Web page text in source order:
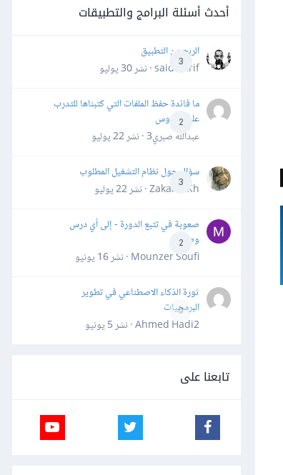
أحدث أسئلة البرامج والتطبيقات
3
الربح من التطبيق
said darif · نشر
30 يوليو
2
ما فائدة حفظ الملفات التي كتبناها للتدرب
على الدروس
عبدالله صبري3 · نشر
22 يوليو
3
سؤال حول نظام التشغيل المطلوب
Zakaria Kh · نشر
22 يوليو
2
صعوبة في تتبع الدورة - إلى أي درس
وصلت؟
Mounzer Soufi · نشر
16 يونيو
0
ثورة الذكاء الاصطناعي في تطوير
البرمجيات
Ahmed Hadi2 · نشر
5 يونيو
تابعنا على